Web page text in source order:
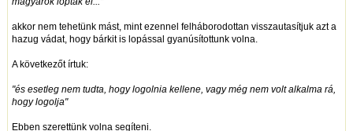
akkor nem tehetünk mást, mint ezennel felháborodottan visszautasítjuk azt a
hazug vádat, hogy bárkit is lopással gyanúsítottunk volna.
A következőt írtuk:
"és esetleg nem tudta, hogy logolnia kellene, vagy még nem volt alkalma rá,
hogy logolja"
Ebben szerettünk volna segíteni.